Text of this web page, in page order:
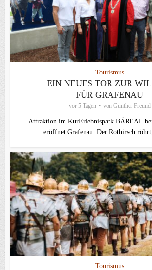
Tourismus
EIN NEUES TOR ZUR
FÜR GRAFENAU
vor 5 Tagen von Günther Freund
Attraktion im KurErlebnispark BÄREAL
eröffnet Grafenau. Der Rothirsch
Tourismus